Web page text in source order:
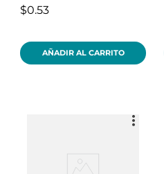
$0.53
AÑADIR AL CARRITO